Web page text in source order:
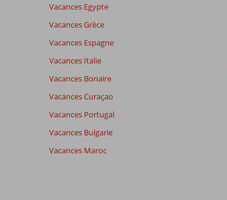
Note totale
219
commentaires
9,0
Expériences
de nos
Vacances Egypte
Vacances Grèce
Vacances Espagne
Vacances Italie
Vacances Bonaire
Vacances Curaçao
Vacances Portugal
Vacances Bulgarie
Vacances Maroc